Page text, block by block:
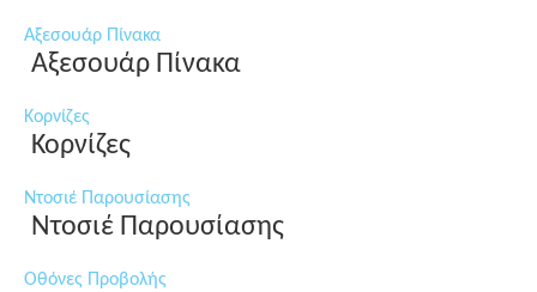
Αξεσουάρ Πίνακα
Αξεσουάρ Πίνακα
Κορνίζες
Κορνίζες
Ντοσιέ Παρουσίασης
Ντοσιέ Παρουσίασης
Οθόνες Προβολής